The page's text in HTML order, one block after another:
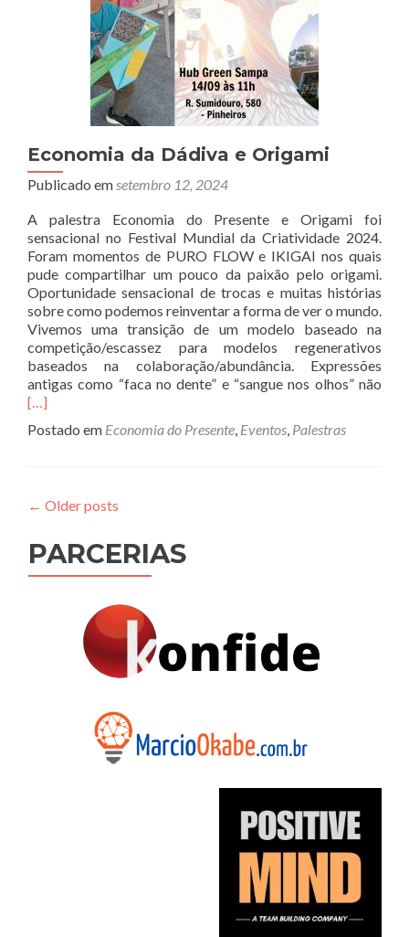
Economia da Dádiva e Origami
Publicado emsetembro 12, 2024
A palestra Economia do Presente e Origami foi
sensacional no Festival Mundial da Criatividade 2024.
Foram momentos de PURO FLOW e IKIGAI nos quais
pude compartilhar um pouco da paixão pelo origami.
Oportunidade sensacional de trocas e muitas histórias
sobre como podemos reinventar a forma de ver o mundo.
Vivemos uma transição de um modelo baseado na
competição/escassez para modelos regenerativos
baseados na colaboração/abundância. Expressões
antigas como “faca no dente” e “sangue nos olhos” não
[…]
Postado em Economia do Presente, Eventos, Palestras
← Older posts
PARCERIAS